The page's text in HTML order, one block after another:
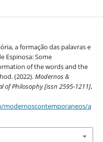
a formação das palavras e
Espinosa: Some
of the words and the
(2022).Modernos &
of Philosophy [issn 2595-1211],
modernoscontemporaneos/a